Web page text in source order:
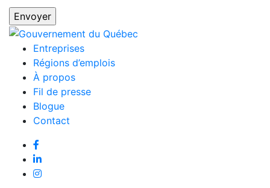
Entreprises
Régions d’emplois
À propos
Fil de presse
Blogue
Contact